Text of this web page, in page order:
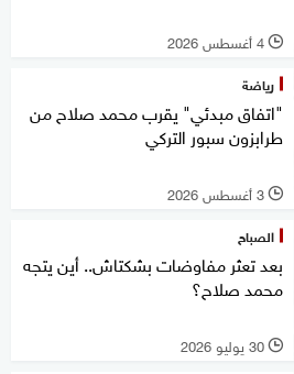
l 4 أغسطس 2026
رياضة
"اتفاق مبدئي" يقرب محمد صلاح من
طرابزون سبور التركي
l 3 أغسطس 2026
الصباح
بعد تعثر مفاوضات بشكتاش.. أين يتجه
محمد صلاح؟
l 30 يوليو 2026